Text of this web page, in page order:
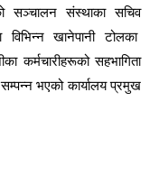
सञ्चालन संस्थाका सचिव
खानेपानी टोलका
कर्मचारीहरूको सहभागिता
भएको कार्यालय प्रमुख